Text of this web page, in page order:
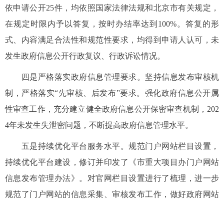
依申请公开25件，均依照国家法律法规和北京市有关规定，
在规定时限内予以答复，按时办结率达到100%。答复的形
式、内容满足合法性和规范性要求，均得到申请人认可，未
发生政府信息公开行政复议、行政诉讼情况。
四是严格落实政府信息管理要求。坚持信息发布审核机
制，严格落实“先审核、后发布”要求。强化政府信息公开属
性审查工作，充分建立健全政府信息公开保密审查机制，202
4年未发生失泄密问题，不断提高政府信息管理水平。
五是持续优化平台服务水平。规范门户网站栏目设置，
持续优化平台建设，修订并印发了《市重大项目办门户网站
信息发布管理办法》。对官网栏目设置进行了梳理，进一步
规范了门户网站的信息采集、审核发布工作，做好政府网站